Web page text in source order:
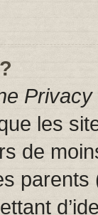
les
de
parents